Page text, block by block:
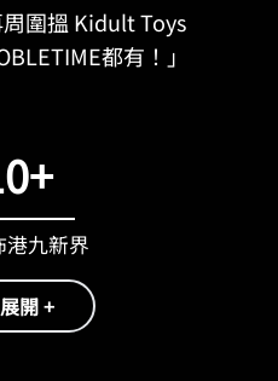
周圍搵 Kidult Toys
都有！」
港九新界
開 +